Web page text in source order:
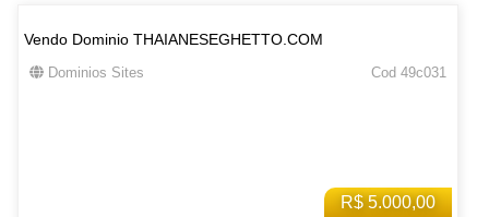
R$ 5.000,00
Vendo Dominio THAIANESEGHETTO.COM
Dominios Sites Cod 49c031